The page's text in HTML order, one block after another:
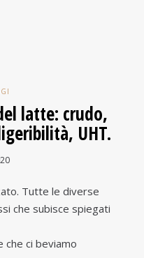
latte: crudo,
UHT.
Tutte le diverse
che subisce spiegati
che ci beviamo